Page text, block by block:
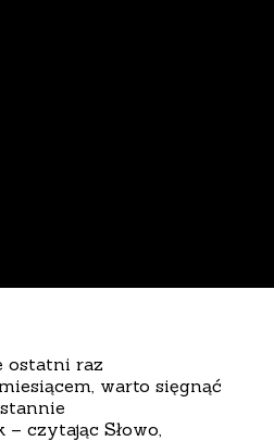
ostatni raz
warto sięgnąć
czytając Słowo,